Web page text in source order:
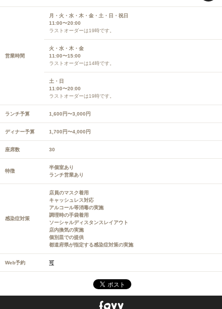
営業時間
月・火・水・木・金・土・日・祝日
11:00〜20:00
ラストオーダーは19時です。
火・水・木・金
11:00〜15:00
ラストオーダーは14時です。
土・日
11:00〜20:00
ラストオーダーは19時です。
ランチ予算 1,600円〜3,000円
ディナー予算 1,700円〜4,000円
座席数 30
特徴
半個室あり
ランチ営業あり
感染症対策
店員のマスク着用
キャッシュレス対応
アルコール等消毒の実施
調理時の手袋着用
ソーシャルディスタンスレイアウト
店内換気の実施
個別皿での提供
都道府県が指定する感染症対策の実施
Web予約 可